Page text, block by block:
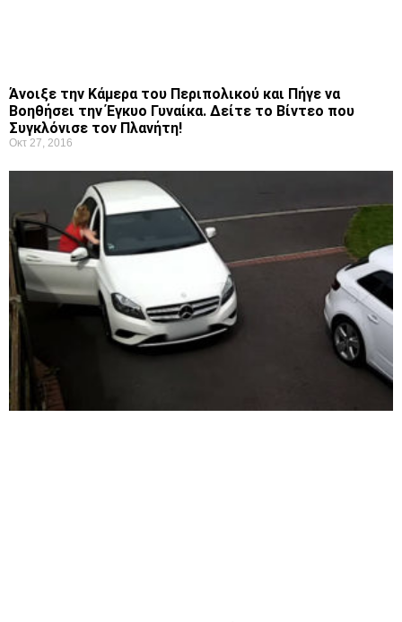
Άνοιξε την Κάμερα του Περιπολικού και Πήγε να
Βοηθήσει την Έγκυο Γυναίκα. Δείτε το Βίντεο που
Συγκλόνισε τον Πλανήτη!
Οκτ 27, 2016